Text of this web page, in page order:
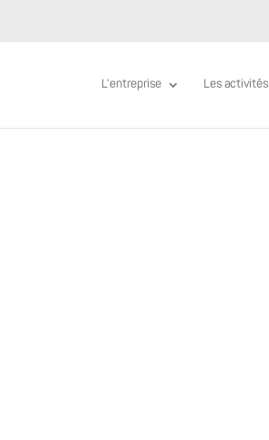
L’entreprise Les activités